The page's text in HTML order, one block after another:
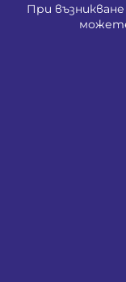
При възникване